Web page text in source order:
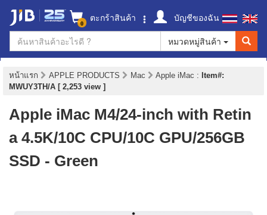
0 ตะกร้าสินค้า
บัญชีของฉัน
หมวดหมู่สินค้า
หน้าแรก APPLE PRODUCTS Mac Apple iMac : Item#:
MWUY3TH/A [ 2,253 view ]
Apple iMac M4/24-inch with Retin
a 4.5K/10C CPU/10C GPU/256GB
SSD - Green